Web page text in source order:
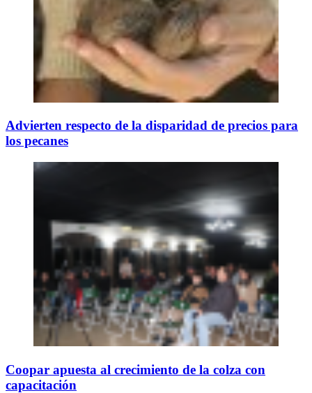
Advierten respecto de la disparidad de precios para
los pecanes
Coopar apuesta al crecimiento de la colza con
capacitación